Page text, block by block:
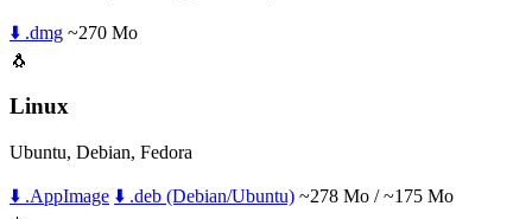
⬇️ .dmg ~270 Mo
🐧
Linux
Ubuntu, Debian, Fedora
⬇️ .AppImage ⬇️ .deb (Debian/Ubuntu) ~278 Mo / ~175 Mo